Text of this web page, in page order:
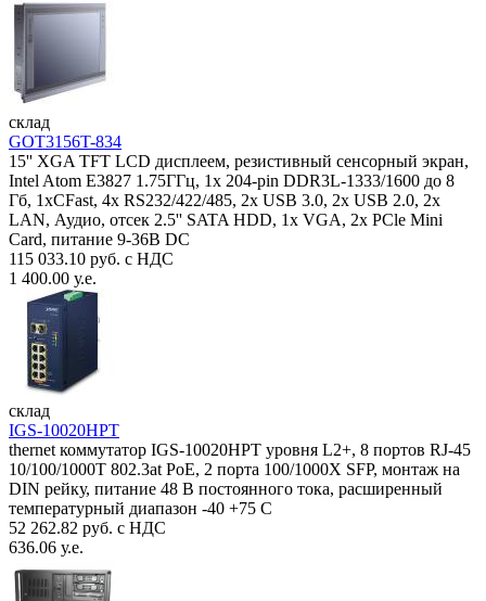
склад
GOT3156T-834
15'' XGA TFT LCD дисплеем, резистивный сенсорный экран,
Intel Atom E3827 1.75ГГц, 1x 204-pin DDR3L-1333/1600 до 8
Гб, 1xCFast, 4x RS232/422/485, 2x USB 3.0, 2x USB 2.0, 2x
LAN, Аудио, отсек 2.5'' SATA HDD, 1x VGA, 2x PCle Mini
Card, питание 9-36В DC
115 033.10 руб. с НДС
1 400.00 у.е.
склад
IGS-10020HPT
thernet коммутатор IGS-10020HPT уровня L2+, 8 портов RJ-45
10/100/1000T 802.3at PoE, 2 порта 100/1000X SFP, монтаж на
DIN рейку, питание 48 В постоянного тока, расширенный
температурный диапазон -40 +75 С
52 262.82 руб. с НДС
636.06 у.е.